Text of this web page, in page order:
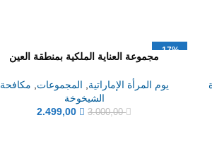
-17%
مجموعة العناية الملكية بمنطقة العين
يوم المرأة الإماراتية المجموعات
مكافحة
الشيخوخة
3.000,00
2.499,00